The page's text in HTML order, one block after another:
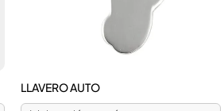
LLAVERO AUTO